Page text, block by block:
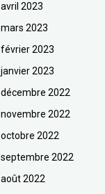
avril 2023
mars 2023
février 2023
janvier 2023
décembre 2022
novembre 2022
octobre 2022
septembre 2022
août 2022